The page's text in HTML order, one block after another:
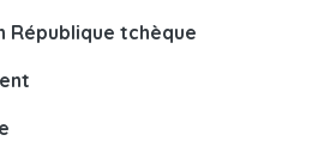
République tchèque